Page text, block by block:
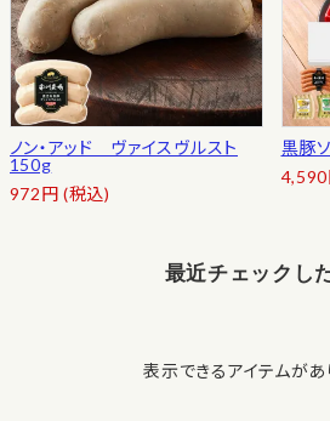
ノン・アッド ヴァイスヴルスト
150g
972円(税込)
黒豚
4,590
最近チェックし
表示できるアイテムがあ